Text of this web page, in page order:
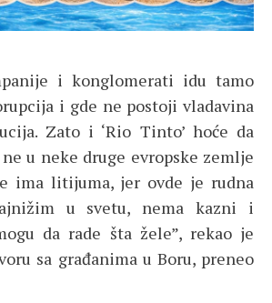
i konglomerati idu tamo
i gde ne postoji vladavina
Zato i ‘Rio Tinto’ hoće da
u neke druge evropske zemlje
ima litijuma, jer ovde je rudna
u svetu, nema kazni i
da rade šta žele”, rekao je
sa građanima u Boru, preneo